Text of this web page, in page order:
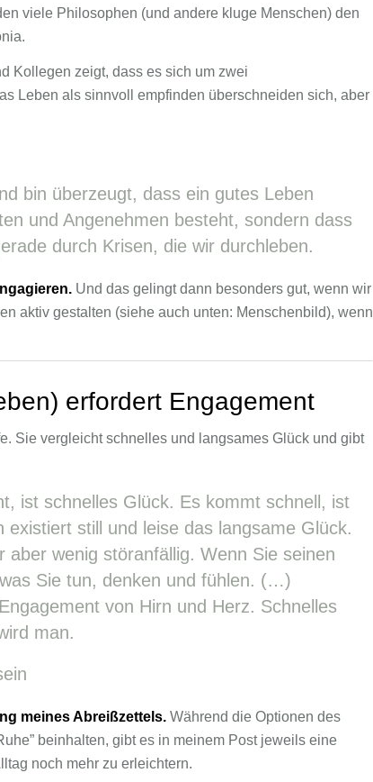
viele Philosophen (und andere kluge Menschen) den
Kollegen zeigt, dass es sich um zwei
Leben als sinnvoll empfinden überschneiden sich, aber
bin überzeugt, dass ein gutes Leben
und Angenehmen besteht, sondern dass
durch Krisen, die wir durchleben.
Und das gelingt dann besonders gut, wenn wir
aktiv gestalten (siehe auch unten: Menschenbild), wenn
erfordert Engagement
Sie vergleicht schnelles und langsames Glück und gibt
ist schnelles Glück. Es kommt schnell, ist
still und leise das langsame Glück.
wenig störanfällig. Wenn Sie seinen
Sie tun, denken und fühlen. (…)
von Hirn und Herz. Schnelles
man.
meines Abreißzettels. Während die Optionen des
beinhalten, gibt es in meinem Post jeweils eine
noch mehr zu erleichtern.